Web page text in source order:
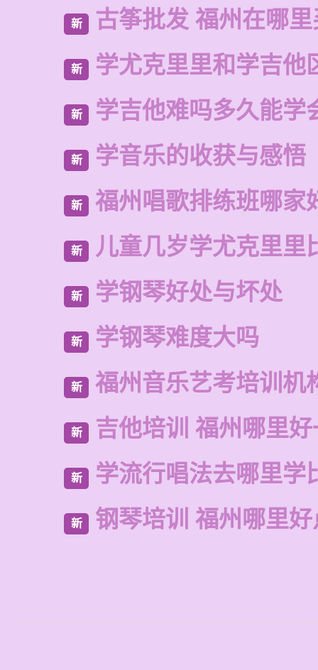
新 古筝批发 福州在哪
新 学尤克里里和学吉他
新 学吉他难吗多久能学
新 学音乐的收获与感悟
新 福州唱歌排练班哪家
新 儿童几岁学尤克里里
新 学钢琴好处与坏处
新 学钢琴难度大吗
新 福州音乐艺考培训机
新 吉他培训 福州哪里
新 学流行唱法去哪里学
新 钢琴培训 福州哪里